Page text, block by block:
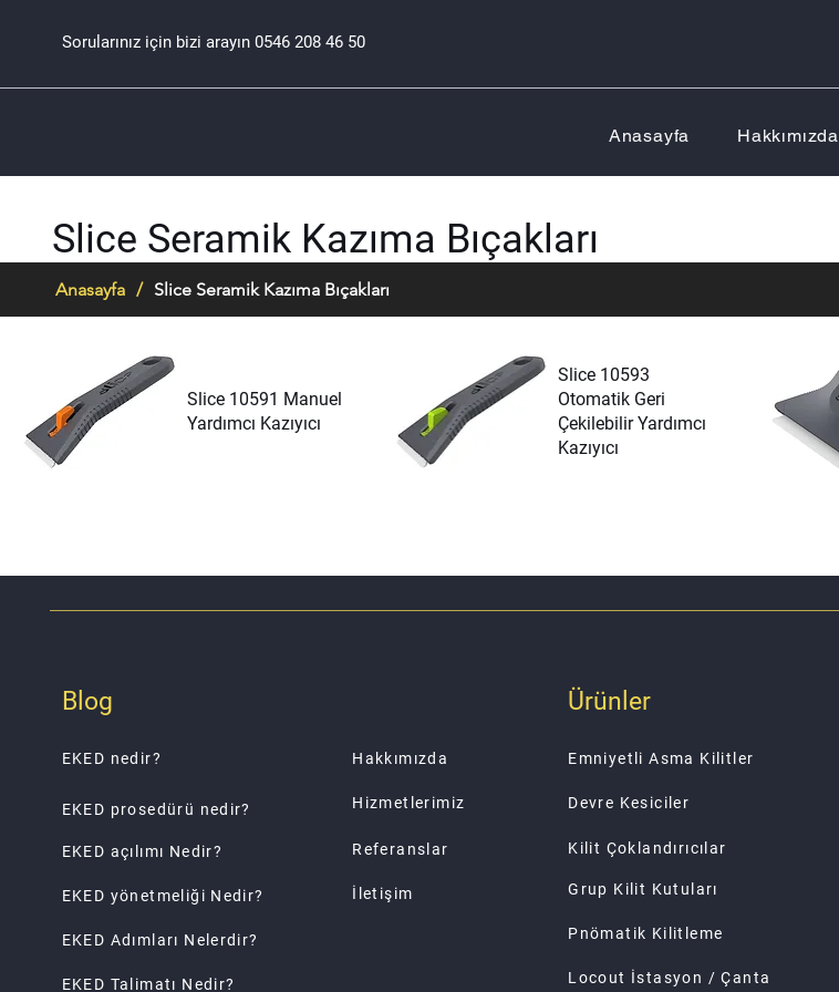
Sorularınız için bizi arayın 0546 208 46 50
Anasayfa Hakkımızda
Slice Seramik Kazıma Bıçakları
Slice 10591 Manuel
Yardımcı Kazıyıcı
Slice 10593
Otomatik Geri
Çekilebilir Yardımcı
Kazıyıcı
Anasayfa / Slice Seramik Kazıma Bıçakları
Blog
EKED nedir?
EKED açılımı Nedir?
EKED prosedürü nedir?
EKED yönetmeliği Nedir?
EKED Adımları Nelerdir?
EKED Talimatı Nedir?
Hakkımızda
Hizmetlerimiz
Referanslar
İletişim
Ürünler
Emniyetli Asma Kilitler
Devre Kesiciler
Grup Kilit Kutuları
Kilit Çoklandırıcılar
Pnömatik Kilitleme
Locout İstasyon / Çanta